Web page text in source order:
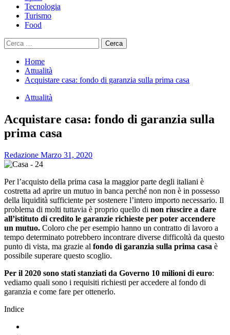
Tecnologia
Turismo
Food
Ricerca
per:
Home
Attualità
Acquistare casa: fondo di garanzia sulla prima casa
Attualità
Acquistare casa: fondo di garanzia sulla
prima casa
Redazione Marzo 31, 2020
Per l’acquisto della prima casa la maggior parte degli italiani è
costretta ad aprire un mutuo in banca perché non non è in possesso
della liquidità sufficiente per sostenere l’intero importo necessario. Il
problema di molti tuttavia è proprio quello di non riuscire a dare
all’istituto di credito le garanzie richieste per poter accendere
un mutuo. Coloro che per esempio hanno un contratto di lavoro a
tempo determinato potrebbero incontrare diverse difficoltà da questo
punto di vista, ma grazie al fondo di garanzia sulla prima casa è
possibile superare questo scoglio.
Per il 2020 sono stati stanziati da Governo 10 milioni di euro:
vediamo quali sono i requisiti richiesti per accedere al fondo di
garanzia e come fare per ottenerlo.
Indice